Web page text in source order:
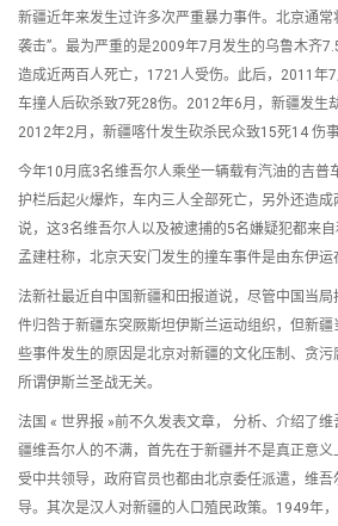
新疆近年来发生过许多次严重暴力事件。北京通
袭击”。最为严重的是2009年7月发生的乌鲁木齐
造成近两百人死亡，1721人受伤。此后，2011年
车撞人后砍杀致7死28伤。2012年6月，新疆发生
2012年2月，新疆喀什发生砍杀民众致15死14 伤事
今年10月底3名维吾尔人乘坐一辆载有汽油的吉普
护栏后起火爆炸，车内三人全部死亡，另外还造
说，这3名维吾尔人以及被逮捕的5名嫌疑犯都来
孟建柱称，北京天安门发生的撞车事件是由东伊运
法新社最近自中国新疆和田报道说，尽管中国当
件归咎于新疆东突厥斯坦伊斯兰运动组织，但新
些事件发生的原因是北京对新疆的文化压制、贪
所谓伊斯兰圣战无关。
法国 « 世界报 »前不久发表文章， 分析、介绍了
疆维吾尔人的不满，首先在于新疆并不是真正意
受中共领导，政府官员也都由北京委任派遣，维
导。其次是汉人对新疆的人口殖民政策。1949年